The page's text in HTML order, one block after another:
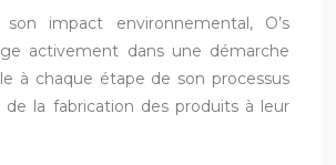
impact environnemental, O’s
activement dans une démarche
à chaque étape de son processus
de la fabrication des produits à leur